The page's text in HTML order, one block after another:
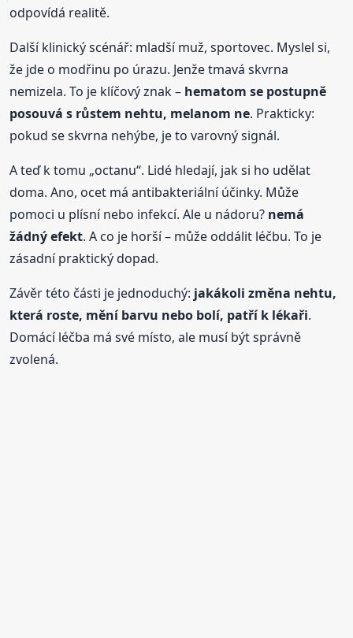
odpovídá realitě.
Další klinický scénář: mladší muž, sportovec. Myslel si,
že jde o modřinu po úrazu. Jenže tmavá skvrna
nemizela. To je klíčový znak – hematom se postupně
posouvá s růstem nehtu, melanom ne. Prakticky:
pokud se skvrna nehýbe, je to varovný signál.
A teď k tomu „octanu“. Lidé hledají, jak si ho udělat
doma. Ano, ocet má antibakteriální účinky. Může
pomoci u plísní nebo infekcí. Ale u nádoru? nemá
žádný efekt. A co je horší – může oddálit léčbu. To je
zásadní praktický dopad.
Závěr této části je jednoduchý: jakákoli změna nehtu,
která roste, mění barvu nebo bolí, patří k lékaři.
Domácí léčba má své místo, ale musí být správně
zvolená.